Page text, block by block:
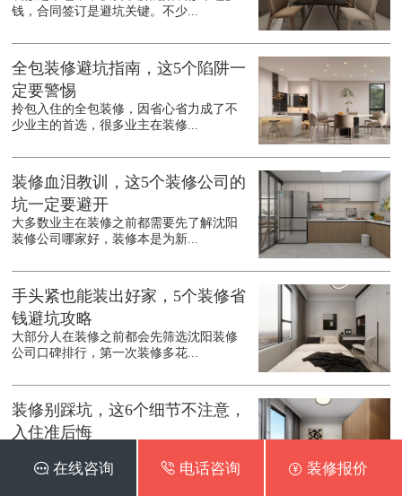
钱，合同签订是避坑关键。不少...
全包装修避坑指南，这5个陷阱一
定要警惕
拎包入住的全包装修，因省心省力成了不
少业主的首选，很多业主在装修...
装修血泪教训，这5个装修公司的
坑一定要避开
大多数业主在装修之前都需要先了解沈阳
装修公司哪家好，装修本是为新...
手头紧也能装出好家，5个装修省
钱避坑攻略
大部分人在装修之前都会先筛选沈阳装修
公司口碑排行，第一次装修多花...
装修别踩坑，这6个细节不注意，
入住准后悔
最好的是哪家，装修是件耗时耗...
 在线咨询  电话咨询  装修报价